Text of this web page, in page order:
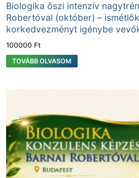
Biologika őszi intenzív
Robertóval (október) –
korkedvezményt igénybe
100000 Ft
TOVÁBB OLVASOM